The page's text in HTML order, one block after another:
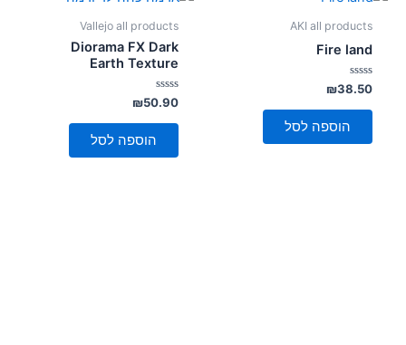
AKI all products
Fire land
דורג
0
מתוך
₪38.50
הוספה לסל
Vallejo all products
Diorama FX Dark
Earth Texture
דורג
0
מתוך
₪50.90
הוספה לסל